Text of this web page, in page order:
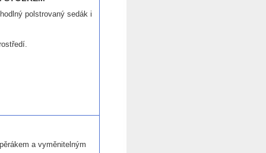
polstrovaný sedák i
a vyměnitelným